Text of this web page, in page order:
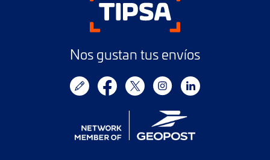
Nos gustan tus envíos